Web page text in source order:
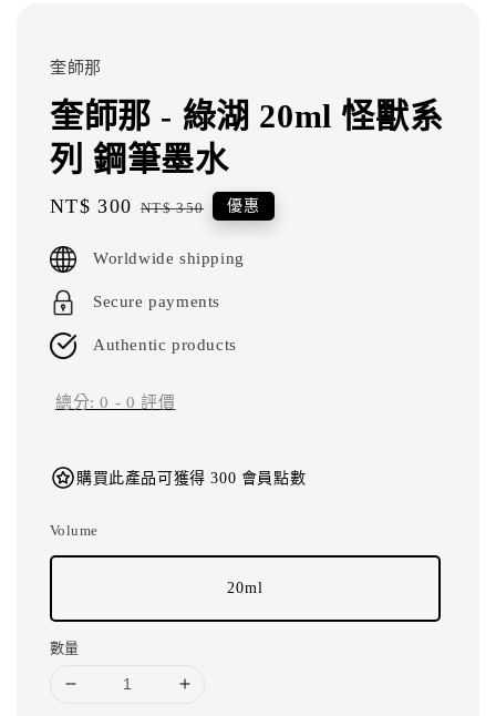
奎師那
奎師那 - 綠湖 20ml 怪獸系
列 鋼筆墨水
Sale
NT$ 300 Regular
NT$ 350 優惠
Worldwide shipping
Secure payments
Authentic products
總分:0 - 0 評價
購買此產品可獲得 300 會員點數
Volume
20ml
數量